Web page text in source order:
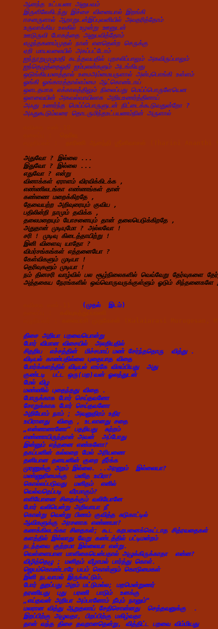
ஆனந்த உட்பயண அனுபவம்
இருளிலேகிடந்து இச்சை வினையால் இறங்கி
ஈசனருளால் ஆறாறுடன்இப்புவனியில் அவதரித்தோம்
உருவாக்கிய உலகில் உழன்று ஊனுடன்
ஊடுருவி போகத்தை அனுபவித்தோம்
எழுந்தகணம்முதல் நான் எனதென்ற செருக்கு
ஏறி மாயவலையில் அகப்பட்டோம்
ஐந்நூறுமுழுமதி கடந்தவயதில் புறசலிப்பாலும் அகவிருப்பாலும்
ஐந்தெழுத்தைஓதி ஐம்புலன்களும் அடங்கியது
ஒடுங்கியமனத்தால் உமைஅம்மையருளால் அன்புபொங்கி உள்ளம்
ஓங்கி ஓங்காரத்தால்எம்மை ஆட்கொண்டாய்
ஒளடதமாக எக்காலத்திலும் நிலைப்பது மெய்ப்பொருளேயென
ஒளவையின் அகவல்வாயிலாக அறியஉணர்த்தினாய்
அஃது உணர்ந்த மெய்ப்பொருளுடன் நிட்டைக்கூடுவதுன்றோ ?
அஃதுகூடும்வரை தொடருமிந்தஉட்பயணம்நின் அருளால்
அதுவோ ? இல்லை ...
இதுவோ ? இல்லை ...
எதுவோ ? என்று
வினாக்கள் ஏராளம் விரவிக்கிடக்க ,
எண்ணிலடங்கா எண்ணங்கள் தான்
கண்ணை மறைக்கிறதே ,
தேவையற்ற அறிவுரையும் குவிய ,
பதிலின்றி நாமும் தவிக்க ,
தலைமறையும் யோசனையும் தான் தலையெடுக்கிறதே ,
அதுதான் முடியுமோ ? அல்லவோ !
சரி ! முடிவு கிடைத்தாயிற்று !
இனி விளைவு யாதோ ?
விமர்சங்கங்கள் எத்தனையோ ?
கேள்விகளும் முடியா !
தெரிவுகளும் முடியா !
நம் தினசரி வாழ்வில் பல சூழ்நிலைகளில் வெவ்வேறு தேர்வுகளை
(முதல்  இடம்)
திசை அறியா பறவையொன்று
போர் விமான விசையில்  அலறியதில்
சிதறிய  எச்சத்தின்  மிச்சமாய் மண் சேர்ந்ததொரு  வித்து .
விடியல் காண்பதில்லை புதையாத விதை
போர்க்களத்தில் விடியல் எங்கே விசும்பியது  அது
குண்டடி  பட்ட ஒரு(மற)வன் ஓலத்துடன்
மேல் விழ
மண்ணில் புதைந்தது விதை .
போருக்காக போர் செய்தவனோ
சோறுக்காக போர் செய்தவனோ
அறியோம் நாம் ; அவனுதிரம் உதிர
உயிரானது  விதை , உடலானது சதை
„என்னானானோ“ பதறியது  சுற்றம்
எண்ணாயிருந்தான் அவன்  அப்போது
இன்னும் எத்தனை எண்களோ?
தகப்பனின் கல்லறை மேல் அரியணை
தனியான தனயனின் குறை தீர்க்க
முரணுக்கு அறம் இல்லை. ..அரணும்  இல்லையா?
மண்ணுரிமைக்கு  மனித உயிரா?
கொல்லப்படுவது  மனிதம்  எனில்
வெல்வதெப்படி  வீரமாகும்?
எளியோனை சிதைக்கும் வலியோனே
போர் வலியென்று அறிவாயா நீ
கொன்று வென்று பிணம் குவித்த சுடுகாட்டில்
ஆவிகளுக்கு அரசனாக எண்ணமா?
கணக்கிலடங்கா சிதைகள்; கூட கறபனைக்கெட்டாத சித்ரவதைகள்
களத்தில் இல்லாது வேறு கண்டத்தில் பட்டிமன்றம்
நடந்தவை குற்றமா இல்லையா என்று.
வெள்ளையான மாளிகையென்பதால் அழுக்கிருக்காதா  என்ன?
விழித்தெழு ; மனிதம் வீழாமல் பார்த்து கொள்.
ஜெயம்கொண்டாரே பயம் கொள்ளும் கொடுமைகள்
இனி நடவாமல் இருக்கட்டும்.
போர் துறப்பது அறம் மட்டுமல்ல; மறமென்றுணர்
தரணியது  புது  பரணி  பாடும்  உனக்கு
„எய்தவன் அறியா அம்பானோம் நீயும் நானும்“
மலரான வித்து ஆறுதலாய் சேதிசொன்னது  செத்தவனுக்கு  .
இறப்பிற்கு அழுவதா, பிறப்பிற்கு மகிழ்வதா
தான் வந்த திசை தவறானதென்று, வித்திட்ட பறவை விம்மியது